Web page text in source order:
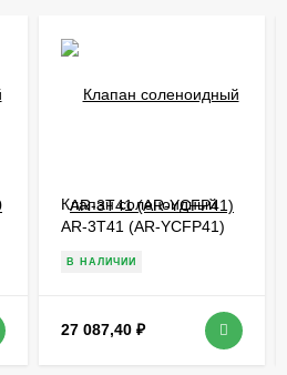
Клапан соленоидный
AR-3T41 (AR-YCFP41)
В НАЛИЧИИ
27 087,40 ₽